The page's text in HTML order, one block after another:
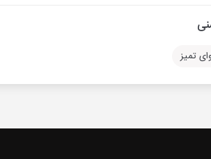
تمیز